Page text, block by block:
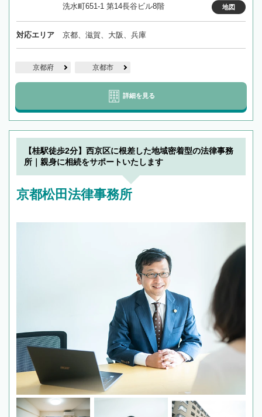
洗水町651-1 第14長谷ビル8階
地図
対応エリア 京都、滋賀、大阪、兵庫
京都府 京都市
詳細を見る
【桂駅徒歩2分】西京区に根差した地域密着型の法律事務
所｜親身に相続をサポートいたします
京都松田法律事務所